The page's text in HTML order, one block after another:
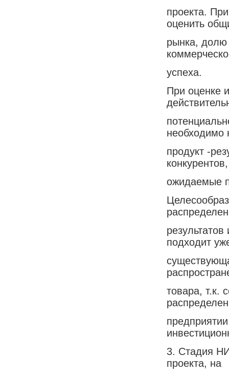
проекта.
оценить
рынка, долю
успеха.
При оценке
необходимо
продукт -
ожидаемые
подходит
товара, т.к.
3. Стадия
проекта, на